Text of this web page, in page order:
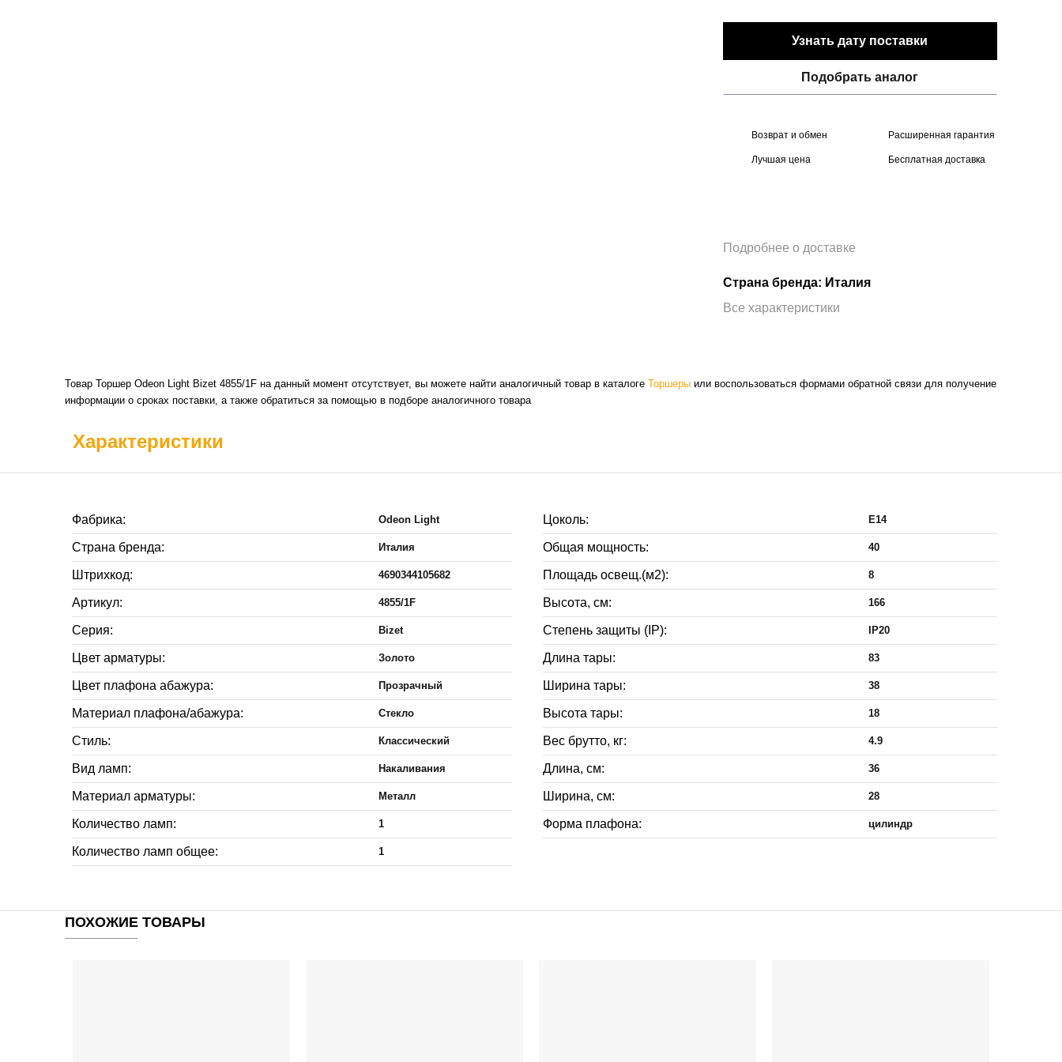
Узнать дату поставки
Подобрать аналог
Возврат и обмен Расширенная гарантия
Лучшая цена Бесплатная доставка
Подробнее о доставке
Страна бренда: Италия
Все характеристики
Товар Торшер Odeon Light Bizet 4855/1F на данный момент отсутствует, вы можете найти аналогичный товар в каталоге Торшеры или воспользоваться формами обратной связи для получение
информации о сроках поставки, а также обратиться за помощью в подборе аналогичного товара
Характеристики
Фабрика: Odeon Light
Страна бренда: Италия
Штрихкод: 4690344105682
Артикул: 4855/1F
Серия: Bizet
Цвет арматуры: Золото
Цвет плафона абажура: Прозрачный
Материал плафона/абажура: Стекло
Стиль: Классический
Вид ламп: Накаливания
Материал арматуры: Металл
Количество ламп: 1
Количество ламп общее: 1
Цоколь: E14
Общая мощность: 40
Площадь освещ.(м2): 8
Высота, см: 166
Степень защиты (IP): IP20
Длина тары: 83
Ширина тары: 38
Высота тары: 18
Вес брутто, кг: 4.9
Длина, см: 36
Ширина, см: 28
Форма плафона: цилиндр
ПОХОЖИЕ ТОВАРЫ